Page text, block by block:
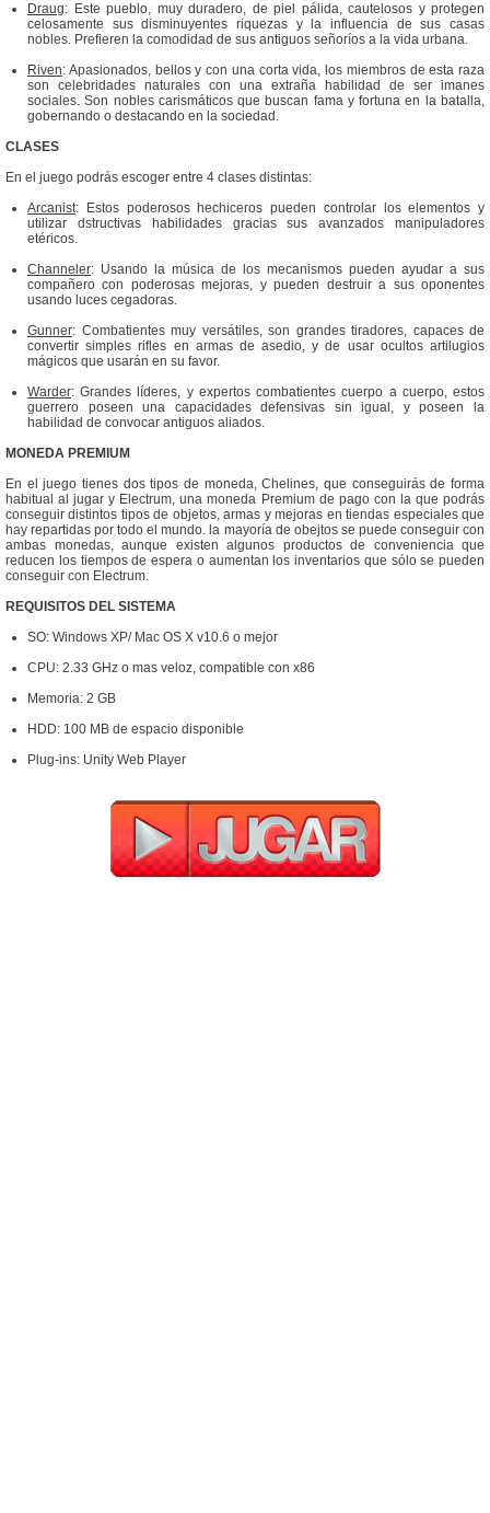
Draug: Este pueblo, muy duradero, de piel pálida, cautelosos y protegen
celosamente sus disminuyentes riquezas y la influencia de sus casas
nobles. Prefieren la comodidad de sus antiguos señoríos a la vida urbana.
Riven: Apasionados, bellos y con una corta vida, los miembros de esta raza
son celebridades naturales con una extraña habilidad de ser imanes
sociales. Son nobles carismáticos que buscan fama y fortuna en la batalla,
gobernando o destacando en la sociedad.
CLASES
En el juego podrás escoger entre 4 clases distintas:
Arcanist: Estos poderosos hechiceros pueden controlar los elementos y
utilizar dstructivas habilidades gracias sus avanzados manipuladores
etéricos.
Channeler: Usando la música de los mecanismos pueden ayudar a sus
compañero con poderosas mejoras, y pueden destruir a sus oponentes
usando luces cegadoras.
Gunner: Combatientes muy versátiles, son grandes tiradores, capaces de
convertir simples rifles en armas de asedio, y de usar ocultos artilugios
mágicos que usarán en su favor.
Warder: Grandes líderes, y expertos combatientes cuerpo a cuerpo, estos
guerrero poseen una capacidades defensivas sin igual, y poseen la
habilidad de convocar antiguos aliados.
MONEDA PREMIUM
En el juego tienes dos tipos de moneda, Chelines, que conseguirás de forma
habitual al jugar y Electrum, una moneda Premium de pago con la que podrás
conseguir distintos tipos de objetos, armas y mejoras en tiendas especiales que
hay repartidas por todo el mundo. la mayoría de obejtos se puede conseguir con
ambas monedas, aunque existen algunos productos de conveniencia que
reducen los tiempos de espera o aumentan los inventarios que sólo se pueden
conseguir con Electrum.
REQUISITOS DEL SISTEMA
SO: Windows XP/ Mac OS X v10.6 o mejor
CPU: 2.33 GHz o mas veloz, compatible con x86
Memoria: 2 GB
HDD: 100 MB de espacio disponible
Plug-ins: Unity Web Player